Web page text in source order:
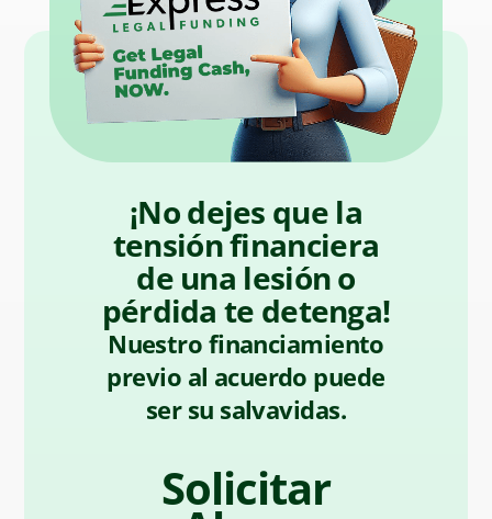
¡No dejes que la
tensión financiera
de una lesión o
pérdida te detenga!
Nuestro financiamiento
previo al acuerdo puede
ser su salvavidas.
Solicitar